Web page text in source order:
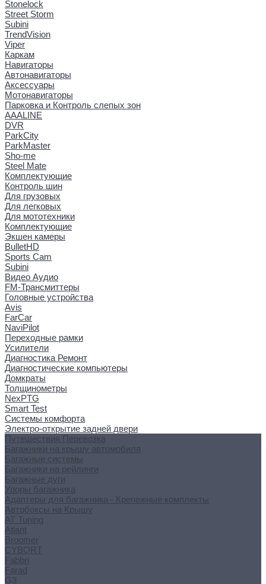
Stonelock
Street Storm
Subini
TrendVision
Viper
Каркам
Навигаторы
Автонавигаторы
Аксессуары
Мотонавигаторы
Парковка и Контроль слепых зон
AAALINE
DVR
ParkCity
ParkMaster
Sho-me
Steel Mate
Комплектующие
Контроль шин
Для грузовых
Для легковых
Для мототехники
Комплектующие
Экшен камеры
BulletHD
Sports Cam
Subini
Видео Аудио
FM-Трансмиттеры
Головные устройства
Avis
FarCar
NaviPilot
Переходные рамки
Усилители
Диагностика Ремонт
Диагностические компьютеры
Домкраты
Толщинометры
NexPTG
Smart Test
Системы комфорта
Электро-открытие задней двери
Путешествия Перевозка
Багажники на крышу автомобиля
Багажные системы
Багажники на рейлинги
Багажные дуги
Упоры багажника
Адаптеры для багажника - Крепежные комплекты
Автобоксы на Крышу
AT Tuning
Atlant
Broomer
CYBORT
Fabbri
Farad
G3